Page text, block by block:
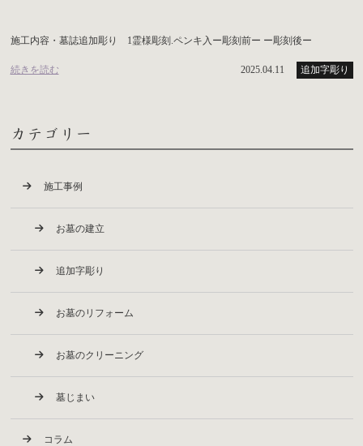
施工内容・墓誌追加彫り 1霊様彫刻.ペンキ入ー彫刻前ー ー彫刻後ー
続きを読む 2025.04.11 追加字彫り
カテゴリー
施工事例
お墓の建立
追加字彫り
お墓のリフォーム
お墓のクリーニング
墓じまい
コラム